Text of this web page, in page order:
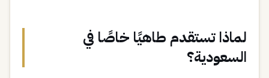
لماذا تستقدم طاهيًا خاصًا في
السعودية؟